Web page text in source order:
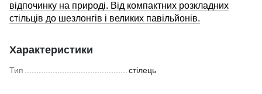
відпочинку на природі. Від компактних розкладних
стільців до шезлонгів і великих павільйонів.
Характеристики
Тип стілець